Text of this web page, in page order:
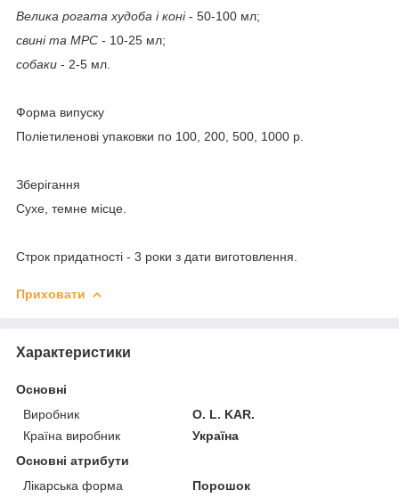
Велика рогата худоба і коні- 50-100 мл;
свині та МРС - 10-25 мл;
собаки - 2-5 мл.
Форма випуску
Поліетиленові упаковки по 100, 200, 500, 1000 р.
Зберігання
Сухе, темне місце.
Строк придатності - 3 роки з дати виготовлення.
Приховати
Характеристики
Основні
Виробник
O. L. KAR.
Країна виробник
Україна
Основні атрибути
Лікарська форма
Порошок